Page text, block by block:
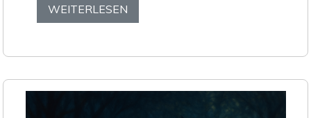
WEITERLESEN